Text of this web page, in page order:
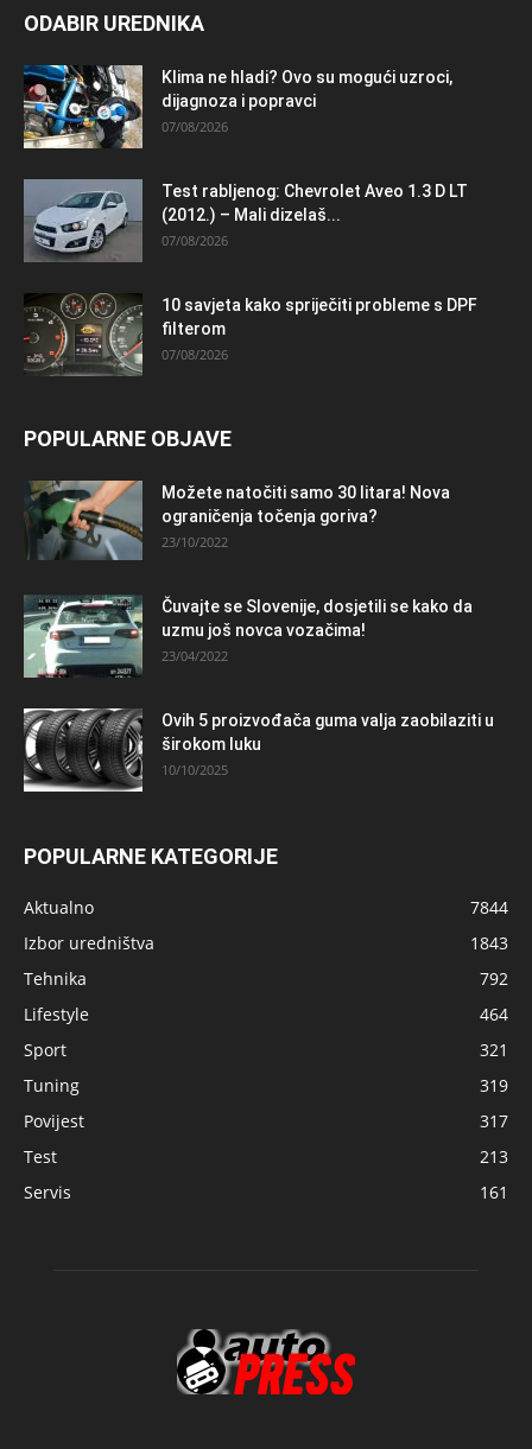
ODABIR UREDNIKA
Klima ne hladi? Ovo su mogući uzroci,
dijagnoza i popravci
07/08/2026
Test rabljenog: Chevrolet Aveo 1.3 D LT
(2012.) – Mali dizelaš...
07/08/2026
10 savjeta kako spriječiti probleme s DPF
filterom
07/08/2026
POPULARNE OBJAVE
Možete natočiti samo 30 litara! Nova
ograničenja točenja goriva?
23/10/2022
Čuvajte se Slovenije, dosjetili se kako da
uzmu još novca vozačima!
23/04/2022
Ovih 5 proizvođača guma valja zaobilaziti u
širokom luku
10/10/2025
POPULARNE KATEGORIJE
Aktualno
7844
Izbor uredništva
1843
Tehnika
792
Lifestyle
464
Sport
321
Tuning
319
Povijest
317
Test
213
Servis
161